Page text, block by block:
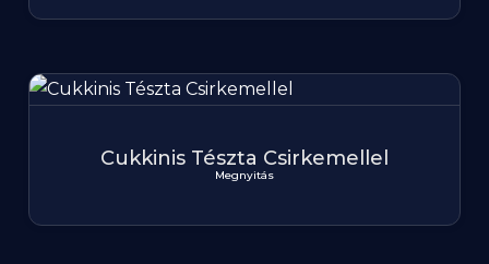
Cukkinis Tészta Csirkemellel
Megnyitás